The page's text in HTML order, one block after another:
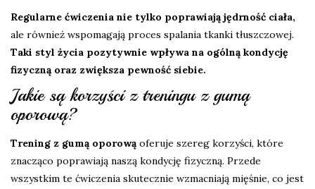
Regularne ćwiczenia nie tylko poprawiają jędrność ciała,
ale również wspomagają proces spalania tkanki tłuszczowej.
Taki styl życia pozytywnie wpływa na ogólną kondycję
fizyczną oraz zwiększa pewność siebie.
Jakie są korzyści z treningu z gumą
oporową?
Trening z gumą oporowąoferuje szereg korzyści, które
znacząco poprawiają naszą kondycję fizyczną. Przede
wszystkim te ćwiczenia skutecznie wzmacniają mięśnie, co jest